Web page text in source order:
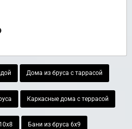
Дома из бруса с таррасой
Каркасные дома с террасой
Бани из бруса 6х9